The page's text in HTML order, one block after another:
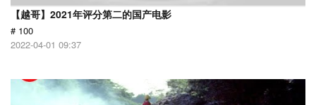
【越哥】2021年评分第二的国产电影
# 100
2022-04-01 09:37